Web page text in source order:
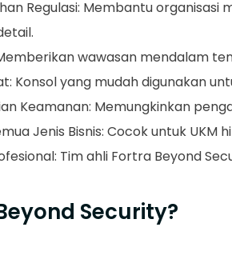
Regulasi: Membantu organisasi
wawasan mendalam
Konsol yang mudah digunakan
Keamanan: Memungkinkan
Jenis Bisnis: Cocok untuk
Tim ahli Fortra Beyond
Security?